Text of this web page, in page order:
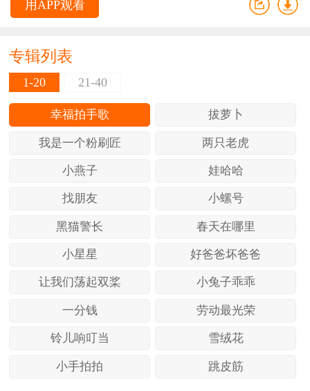
用APP观看
专辑列表
1-20 21-40
幸福拍手歌 拔萝卜
我是一个粉刷匠 两只老虎
小燕子 娃哈哈
找朋友 小螺号
黑猫警长 春天在哪里
小星星 好爸爸坏爸爸
让我们荡起双桨 小兔子乖乖
一分钱 劳动最光荣
铃儿响叮当 雪绒花
小手拍拍 跳皮筋